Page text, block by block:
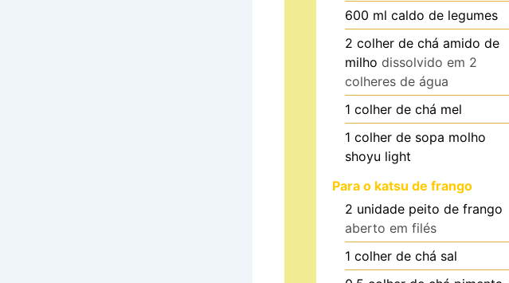
600 ml caldo de legumes
2 colher de chá amido de
milho dissolvido em 2
colheres de água
1 colher de chá mel
1 colher de sopa molho
shoyu light
Para o katsu de frango
2 unidade peito de frango
aberto em filés
1 colher de chá sal